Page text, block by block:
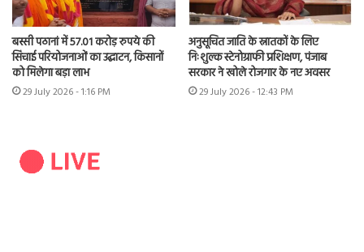
बस्सी पठानां में 57.01 करोड़ रुपये की
सिंचाई परियोजनाओं का उद्घाटन, किसानों
को मिलेगा बड़ा लाभ
29 July 2026 - 1:16 PM
अनुसूचित जाति के स्नातकों के लिए
निःशुल्क स्टेनोग्राफी प्रशिक्षण, पंजाब
सरकार ने खोले रोजगार के नए अवसर
29 July 2026 - 12:43 PM